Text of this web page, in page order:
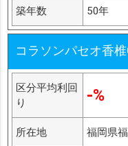
築年数 50年
コラソンパセオ香
区分平均利回
り
-%
所在地 福岡県